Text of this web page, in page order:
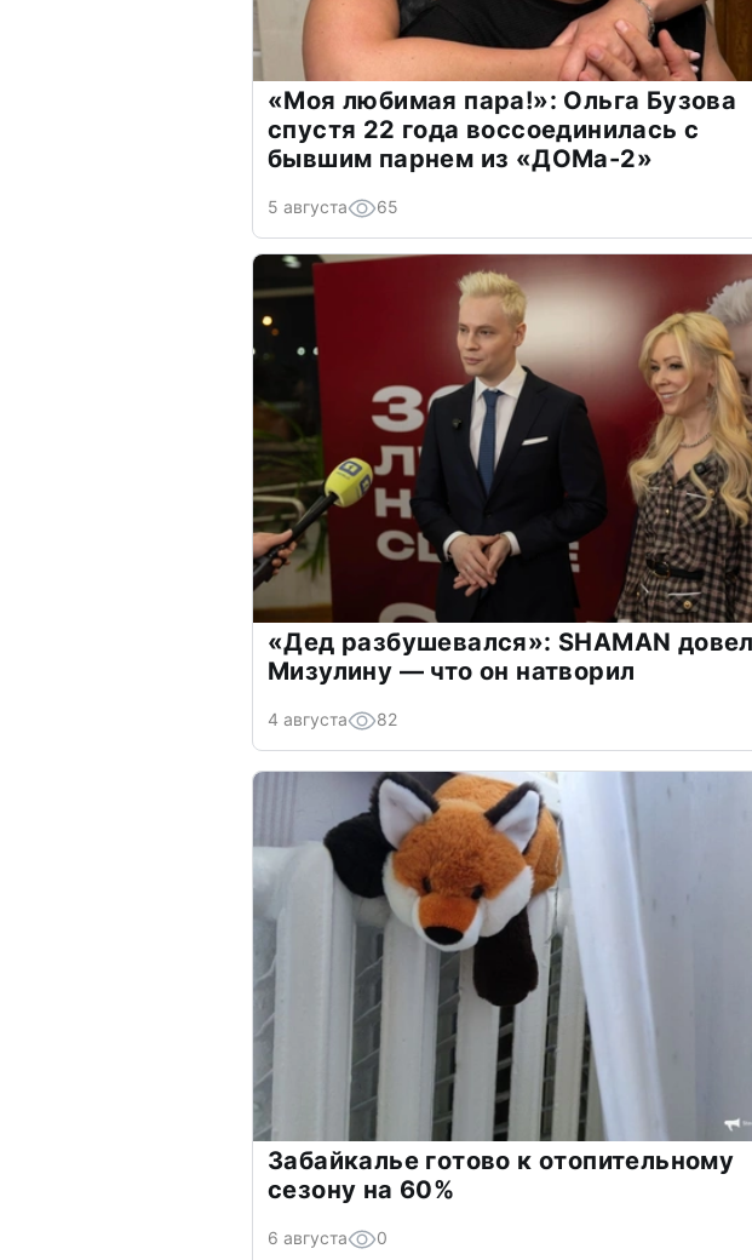
«Моя любимая пара!»: Ольга Бузова
спустя 22 года воссоединилась с
бывшим парнем из «ДОМа-2»
5 августа 65
«Дед разбушевался»: SHAMAN довел
Мизулину — что он натворил
4 августа 82
Забайкалье готово к отопительному
сезону на 60%
6 августа 0